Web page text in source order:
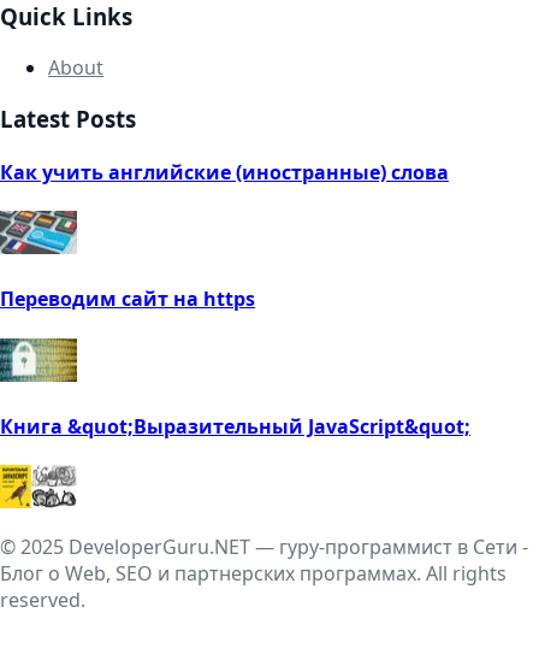
Quick Links
About
Latest Posts
Как учить английские (иностранные) слова
Переводим сайт на https
Книга &quot;Выразительный JavaScript&quot;
© 2025 DeveloperGuru.NET — гуру-программист в Сети -
Блог о Web, SEO и партнерских программах. All rights
reserved.